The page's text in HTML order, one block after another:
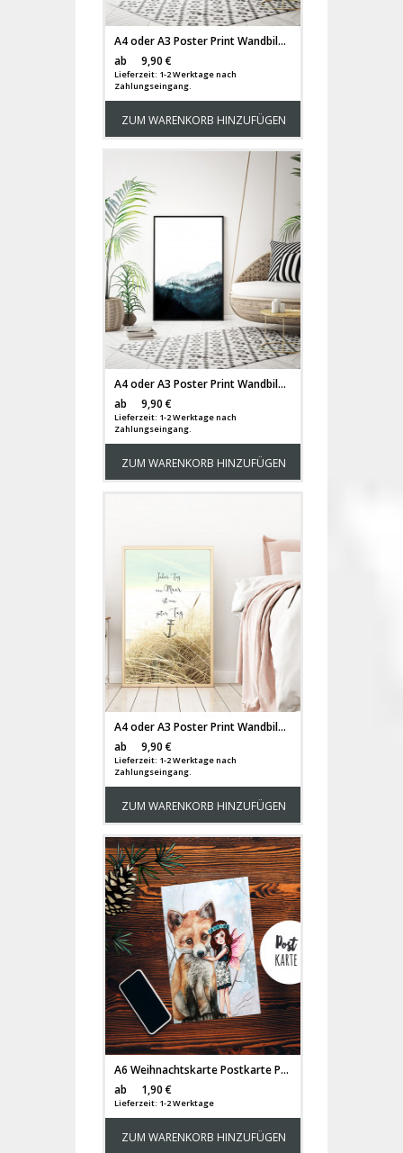
A4 oder A3 Poster Print Wandbild Bäume Wald Berge Berglandschaft Aquarell Kunstdruck p141
ab
9,90 €
Lieferzeit: 1-2 Werktage nach
Zahlungseingang.
ZUM WARENKORB HINZUFÜGEN
A4 oder A3 Poster Print Wandbild Bäume Wald Berge Berglandschaft Aquarell Plakat p140
ab
9,90 €
Lieferzeit: 1-2 Werktage nach
Zahlungseingang.
ZUM WARENKORB HINZUFÜGEN
A4 oder A3 Poster Print Wandbild Anker Spruch Düne "Ein Tag am Meer ist ein guter Tag" p146
ab
9,90 €
Lieferzeit: 1-2 Werktage nach
Zahlungseingang.
ZUM WARENKORB HINZUFÜGEN
A6 Weihnachtskarte Postkarte Print Elfe Fee mit Fuchs in Winterlandschaft Grußkarte Karte pk204
ab
1,90 €
Lieferzeit: 1-2 Werktage
ZUM WARENKORB HINZUFÜGEN